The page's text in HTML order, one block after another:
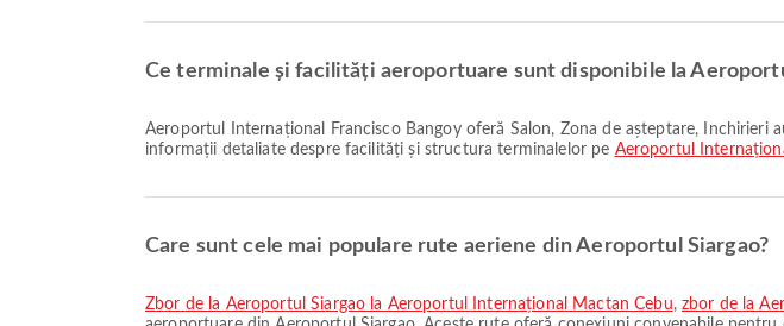
Ce terminale și facilități aeroportuare sunt disponibile la
Aeroportul Internațional Francisco Bangoy oferă Salon, Zona de așteptare, Închirieri auto și multe alte facilități pentru a vă îmbunătăți experiența de călătorie. Puteți verifica
informații detaliate despre facilități și structura terminalelor pe Aeroportul
Care sunt cele mai populare rute aeriene din Aeroportul Siargao?
zbor de la Aeroportul Siargao la Aeroportul Internațional Mactan Cebu, zbor de la